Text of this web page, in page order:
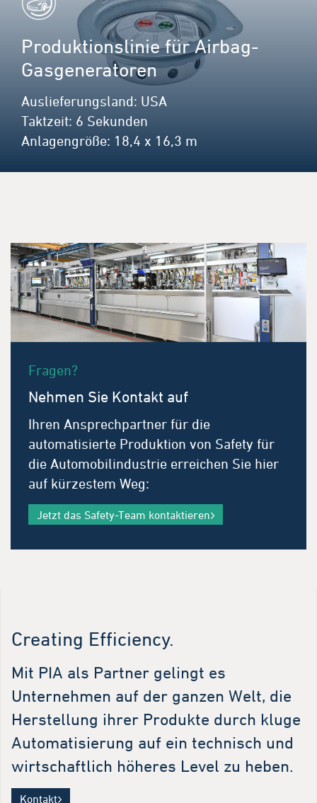
für Airbag-
USA
6 Sekunden
18,4 x 16,3 m
Fragen?
Nehmen Sie Kontakt auf
Ihren Ansprechpartner für die
automatisierte Produktion von Safety für
die Automobilindustrie erreichen Sie hier
auf kürzestem Weg:
Jetzt das Safety-Team kontaktieren
Creating Efficiency.
Mit PIA als Partner gelingt es
Unternehmen auf der ganzen Welt, die
Herstellung ihrer Produkte durch kluge
Automatisierung auf ein technisch und
wirtschaftlich höheres Level zu heben.
Kontakt